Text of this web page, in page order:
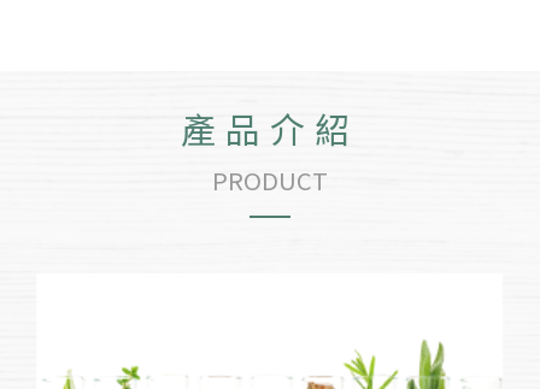
產品介紹
PRODUCT